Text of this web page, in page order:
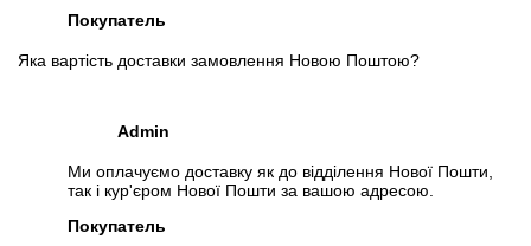
Покупатель
Яка вартість доставки замовлення Новою Поштою?
Admin
Ми оплачуємо доставку як до відділення Нової Пошти,
так і кур'єром Нової Пошти за вашою адресою.
Покупатель